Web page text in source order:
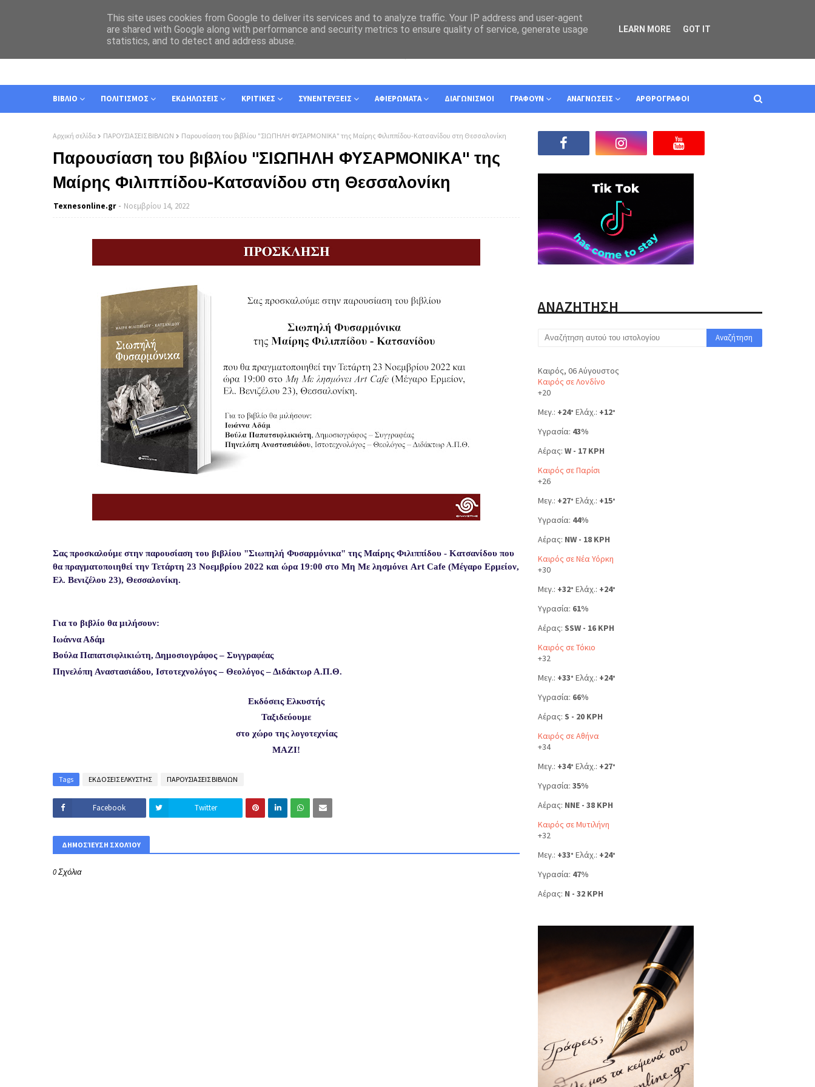
ΣΧΕΤΙΚΑ ΕΠΙΚΟΙΝΩΝΙΑ
ΒΙΒΛΙΟ ΠΟΛΙΤΙΣΜΟΣ ΕΚΔΗΛΩΣΕΙΣ ΚΡΙΤΙΚΕΣ ΣΥΝΕΝΤΕΥΞΕΙΣ ΑΦΙΕΡΩΜΑΤΑ ΔΙΑΓΩΝΙΣΜΟΙ ΓΡΑΦΟΥΝ ΑΝΑΓΝΩΣΕΙΣ ΑΡΘΡΟΓΡΑΦΟΙ
Αρχική σελίδα ΠΑΡΟΥΣΙΑΣΕΙΣ ΒΙΒΛΙΩΝ Παρουσίαση του βιβλίου "ΣΙΩΠΗΛΗ ΦΥΣΑΡΜΟΝΙΚΑ" της Μαίρης Φιλιππίδου-Κατσανίδου στη Θεσσαλονίκη
Παρουσίαση του βιβλίου "ΣΙΩΠΗΛΗ ΦΥΣΑΡΜΟΝΙΚΑ" της
Μαίρης Φιλιππίδου-Κατσανίδου στη Θεσσαλονίκη
Texnesοnline.gr Νοεμβρίου 14, 2022
Σας προσκαλούμε στην παρουσίαση του βιβλίου "Σιωπηλή Φυσαρμόνικα" της Μαίρης Φιλιππίδου - Κατσανίδου που
θα πραγματοποιηθεί την Τετάρτη 23 Νοεμβρίου 2022 και ώρα 19:00 στο Μη Με λησμόνει Art Cafe (Μέγαρο Ερμείον,
Ελ. Βενιζέλου 23), Θεσσαλονίκη.
Για το βιβλίο θα μιλήσουν:
Ιωάννα Αδάμ
Βούλα Παπατσιφλικιώτη, Δημοσιογράφος – Συγγραφέας
Πηνελόπη Αναστασιάδου, Ιστοτεχνολόγος – Θεολόγος – Διδάκτωρ Α.Π.Θ.
Εκδόσεις Ελκυστής
Ταξιδεύουμε
στο χώρο της λογοτεχνίας
ΜΑΖΙ!
Tags ΕΚΔΟΣΕΙΣ ΕΛΚΥΣΤΗΣ ΠΑΡΟΥΣΙΑΣΕΙΣ ΒΙΒΛΙΩΝ
Facebook Twitter
ΔΗΜΟΣΊΕΥΣΗ ΣΧΟΛΊΟΥ
0 Σχόλια
ΑΝΑΖΗΤΗΣΗ
Καιρός, 06 Αύγουστος
Καιρός σε Λονδίνο
+20
Μεγ.: +24° Ελάχ.: +12°
Υγρασία: 43%
Αέρας: W - 17 KPH
Καιρός σε Παρίσι
+26
Μεγ.: +27° Ελάχ.: +15°
Υγρασία: 44%
Αέρας: NW - 18 KPH
Καιρός σε Νέα Υόρκη
+30
Μεγ.: +32° Ελάχ.: +24°
Υγρασία: 61%
Αέρας: SSW - 16 KPH
Καιρός σε Τόκιο
+32
Μεγ.: +33° Ελάχ.: +24°
Υγρασία: 66%
Αέρας: S - 20 KPH
Καιρός σε Αθήνα
+34
Μεγ.: +34° Ελάχ.: +27°
Υγρασία: 35%
Αέρας: NNE - 38 KPH
Καιρός σε Μυτιλήνη
+32
Μεγ.: +33° Ελάχ.: +24°
Υγρασία: 47%
Αέρας: N - 32 KPH
This site uses cookies from Google to deliver its services and to analyze traffic. Your IP address and user-agent
are shared with Google along with performance and security metrics to ensure quality of service, generate usage
statistics, and to detect and address abuse.
LEARN MORE GOT IT